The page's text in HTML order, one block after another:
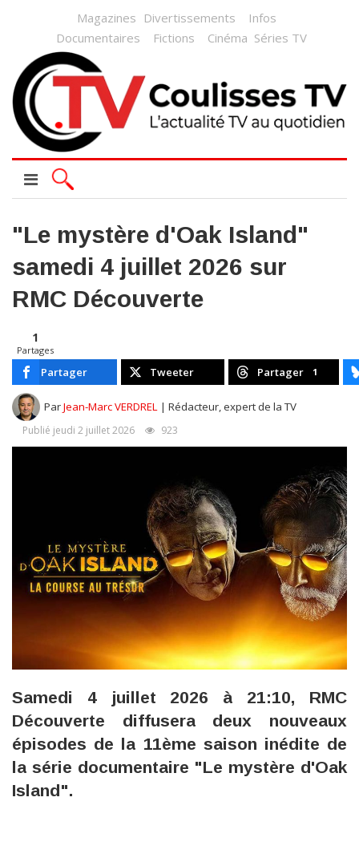
Magazines Divertissements
Infos
Documentaires
Fictions Cinéma Séries TV
"Le mystère d'Oak Island"
samedi 4 juillet 2026 sur
RMC Découverte
1
Partages
Partager Tweeter Partager 1
ParJean-Marc VERDREL | Rédacteur, expert de la TV
Publié jeudi 2 juillet 2026 923
Samedi 4 juillet 2026 à 21:10, RMC
Découverte diffusera deux nouveaux
épisodes de la 11ème saison inédite de
la série documentaire "Le mystère d'Oak
Island".